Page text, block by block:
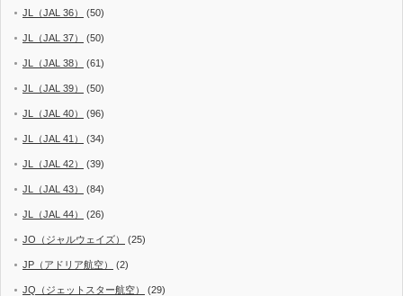
JL（JAL 36） (50)
JL（JAL 37） (50)
JL（JAL 38） (61)
JL（JAL 39） (50)
JL（JAL 40） (96)
JL（JAL 41） (34)
JL（JAL 42） (39)
JL（JAL 43） (84)
JL（JAL 44） (26)
JO（ジャルウェイズ） (25)
JP（アドリア航空） (2)
JQ（ジェットスター航空） (29)